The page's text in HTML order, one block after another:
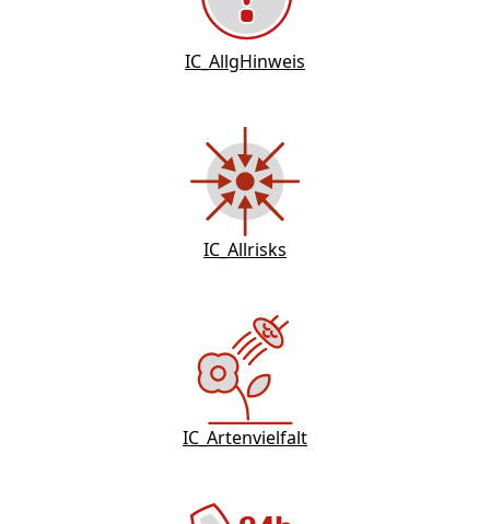
IC_AllgHinweis
IC_Allrisks
IC_Artenvielfalt